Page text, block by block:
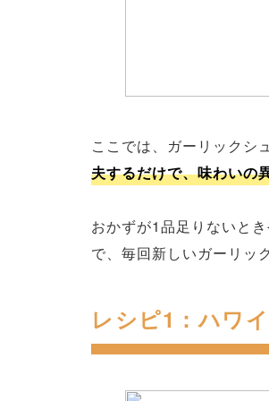
ここでは、ガーリックシ
夫するだけで、味わいの
おかずが1品足りないと
で、毎回新しいガーリッ
レシピ1：ハワ